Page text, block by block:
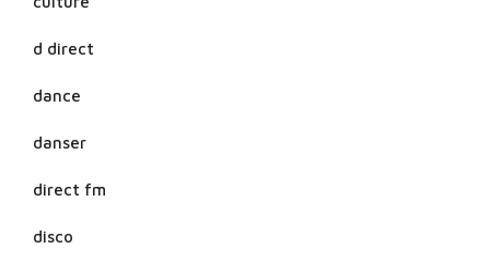
d direct
dance
danser
direct fm
disco